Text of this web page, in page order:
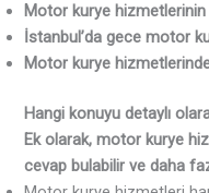
Motor kurye
İstanbul’da gece motor
Motor kurye
Hangi konuyu detaylı
Ek olarak, motor kurye
cevap bulabilir ve daha